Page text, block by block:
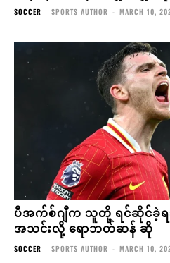
SOCCER SPORTS AUTHOR - MARCH 10,
ပီအက်စ်ဂျီက သူတို့ ရင်ဆိုင်ခဲ့ရ
အသင်းလို့ ရောဘတ်ဆန် ဆို
SOCCER SPORTS AUTHOR - MARCH 10,